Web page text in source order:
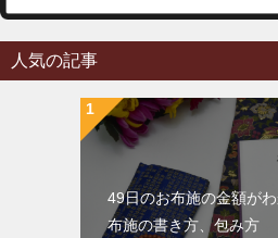
人気の記事
49日のお布施の金額が
布施の書き方、包み方